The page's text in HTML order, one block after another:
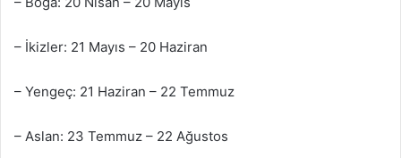
– İkizler: 21 Mayıs – 20 Haziran
– Yengeç: 21 Haziran – 22 Temmuz
– Aslan: 23 Temmuz – 22 Ağustos